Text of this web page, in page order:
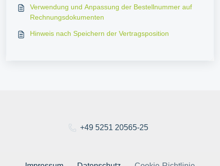
Verwendung und Anpassung der Bestellnummer auf
Rechnungsdokumenten
Hinweis nach Speichern der Vertragsposition
+49 5251 20565-25